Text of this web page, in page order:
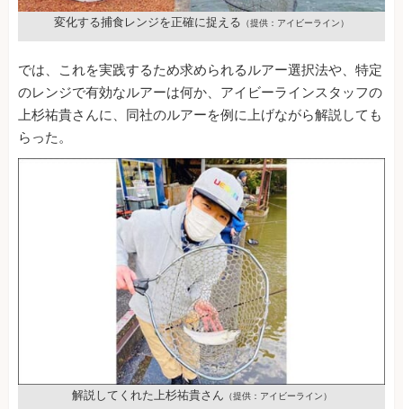
変化する捕食レンジを正確に捉える （提供：アイビーライン）
では、これを実践するため求められるルアー選択法や、特定
のレンジで有効なルアーは何か、アイビーラインスタッフの
上杉祐貴さんに、同社のルアーを例に上げながら解説しても
らった。
解説してくれた上杉祐貴さん （提供：アイビーライン）